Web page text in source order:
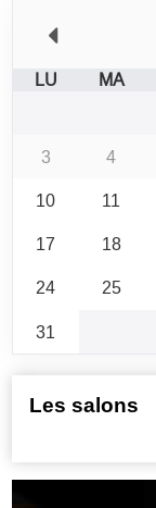
LU MA
3
4
10
11
17
18
24
25
31
Les salons